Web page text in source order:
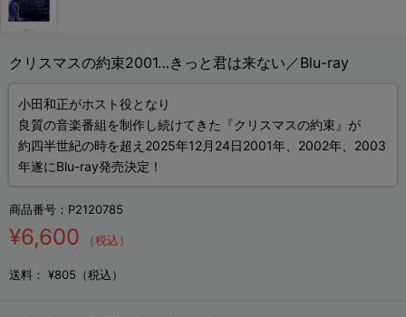
クリスマスの約束2001…きっと君は来ない／Blu-ray
小田和正がホスト役となり
良質の音楽番組を制作し続けてきた『クリスマスの約束』が
約四半世紀の時を超え2025年12月24日2001年、2002年、2003
年遂にBlu-ray発売決定！
商品番号： P2120785
¥6,600 （税込）
送料： ¥805（税込）